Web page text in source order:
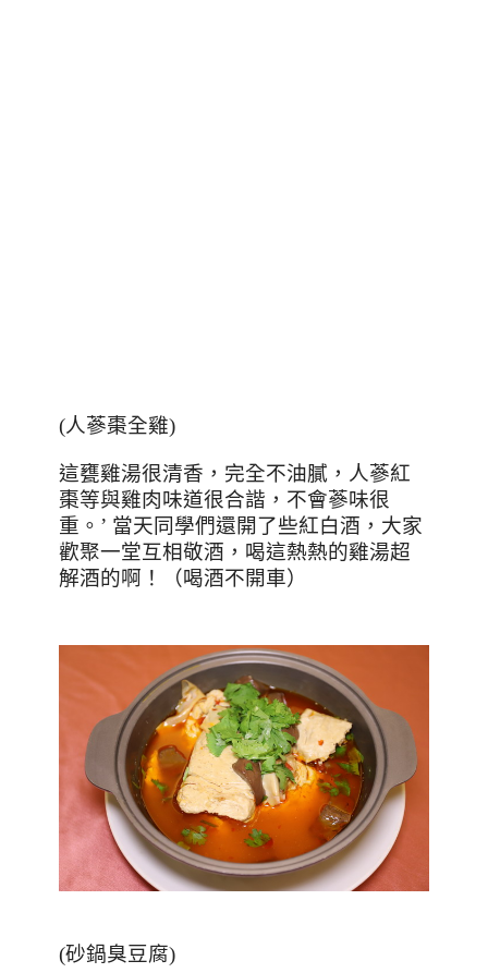
(人蔘棗全雞)
這甕雞湯很清香，完全不油膩，人蔘紅
棗等與雞肉味道很合諧，不會蔘味很
重。 ’ 當天同學們還開了些紅白酒，大家
歡聚一堂互相敬酒，喝這熱熱的雞湯超
解酒的啊！（喝酒不開車）
(砂鍋臭豆腐)